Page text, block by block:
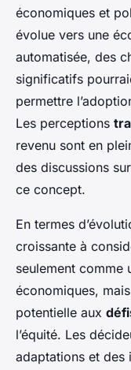
économiques et
évolue vers une
automatisée, des
significatifs
permettre
Les perceptions
revenu sont en
des discussions
ce concept.
En termes
croissante à
seulement comme
économiques,
potentielle aux
l’équité. Les
adaptations et des